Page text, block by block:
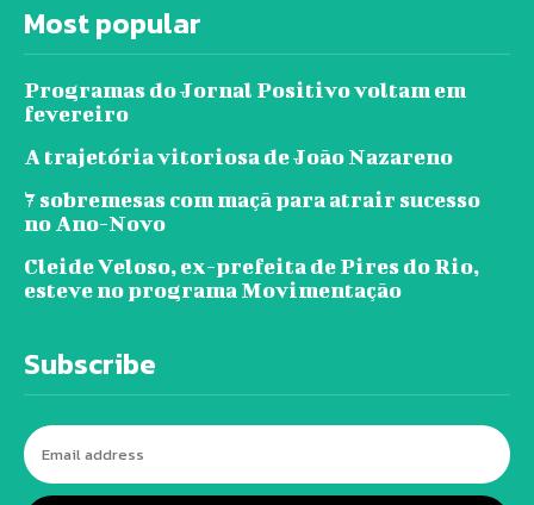
Most popular
Programas do Jornal Positivo voltam em
fevereiro
A trajetória vitoriosa de João Nazareno
7 sobremesas com maçã para atrair sucesso
no Ano-Novo
Cleide Veloso, ex-prefeita de Pires do Rio,
esteve no programa Movimentação
Subscribe